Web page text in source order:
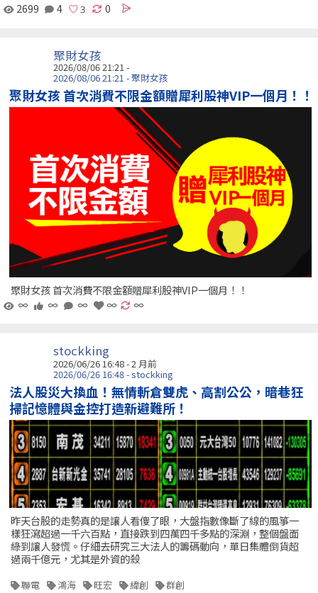
2699 4 0
聚財女孩
2026/08/06 21:21 -
2026/08/06 21:21 - 聚財女孩
聚財女孩 首次消費不限金額贈犀利股神VIP一個月！！
聚財女孩 首次消費不限金額贈犀利股神VIP一個月！！
∞
∞ ∞ ∞ ∞
stockking
2026/06/26 16:48 - 2 月前
2026/06/26 16:48 - stockking
法人股災大換血！無情斬倉雙虎、高割公公，暗巷狂
掃記憶體與金控打造新避難所！
昨天台股的走勢真的是讓人看傻了眼，大盤指數像斷了線的風箏一
樣狂瀉超過一千六百點，直接跌到四萬四千多點的深淵，整個盤面
綠到讓人發慌。仔細去研究三大法人的籌碼動向，單日集體倒貨超
過兩千億元，尤其是外資的殺
聯電 鴻海 旺宏 緯創 群創